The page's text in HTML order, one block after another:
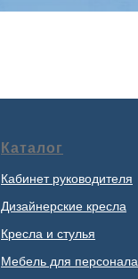
Каталог
Кабинет руководителя
Дизайнерские кресла
Кресла и стулья
Мебель для персонала